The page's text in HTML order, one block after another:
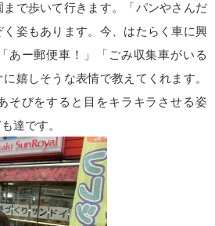
で歩いて行きます。「パンやさんだ
姿もあります。今、はたらく車に興
あー郵便車！」「ごみ収集車がいる
嬉しそうな表情で教えてくれます。
そびをすると目をキラキラさせる姿
達です。